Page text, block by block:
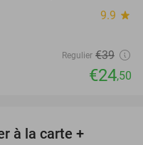
9.9 star
Regulier €39
€24,50
à la carte +